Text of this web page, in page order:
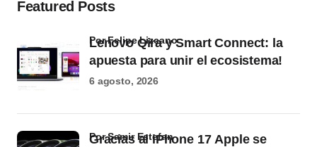
Featured Posts
Lenovo Qira y Smart Connect: la
apuesta para unir el ecosistema!
por Felipe Lizcano
6 agosto, 2026
Gracias al iPhone 17 Apple se
por Samir Estefan